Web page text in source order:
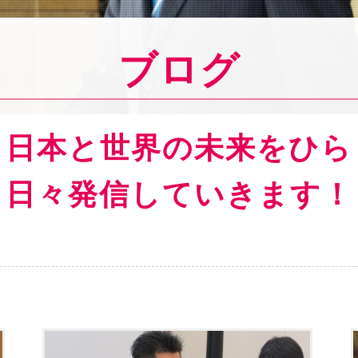
ブログ
本と世界の未来をひ
日々発信していきます！